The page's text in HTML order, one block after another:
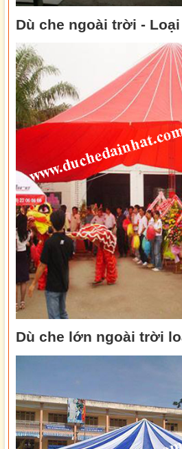
Dù che ngoài trời -
Dù che lớn ngoài trời